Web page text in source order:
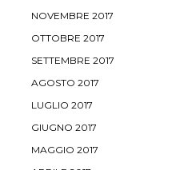
NOVEMBRE 2017
OTTOBRE 2017
SETTEMBRE 2017
AGOSTO 2017
LUGLIO 2017
GIUGNO 2017
MAGGIO 2017